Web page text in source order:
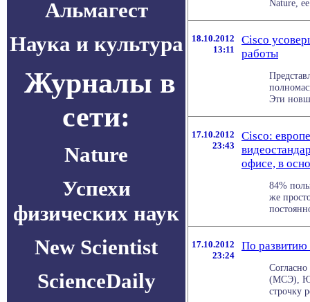
Альмагест
Наука и культура
Журналы в
сети:
Nature
Успехи
физических наук
New Scientist
ScienceDaily
Nature,
18.10.2012
13:11
Cisco
работы
Эти
17.10.2012
23:43
Cisco:
офисе, в
84%
же
17.10.2012
23:24
По развитию
(МСЭ),
строчку